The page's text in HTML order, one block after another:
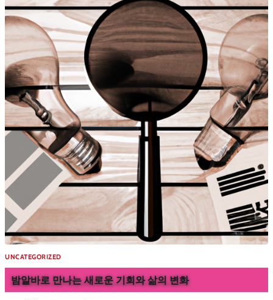
UNCATEGORIZED
밤알바로 만나는 새로운 기회와 삶의 변화